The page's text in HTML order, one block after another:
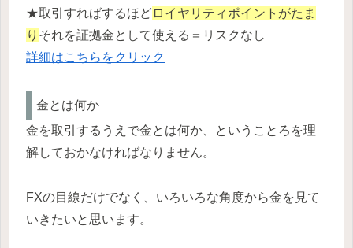
★取引すればするほどロイヤリティポイントがたま
り それを証拠金として使える＝リスクなし
詳細はこちらをクリック
金とは何か
金を取引するうえで金とは何か、ということろを理
解しておかなければなりません。
FXの目線だけでなく、いろいろな角度から金を見て
いきたいと思います。